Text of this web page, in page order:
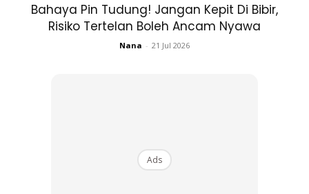
Berbuka Dengan Kurma & 2 Gelas Air –
serta kandungan nutrisi lain yang juga tinggi. Kandungan gizi
yang terdapat dalam kurma dapat membantu
Bahaya Pin Tudung! Jangan Kepit Di Bibir,
Risiko Tertelan Boleh Ancam Nyawa
Nana - 21 Jul 2026
Ads